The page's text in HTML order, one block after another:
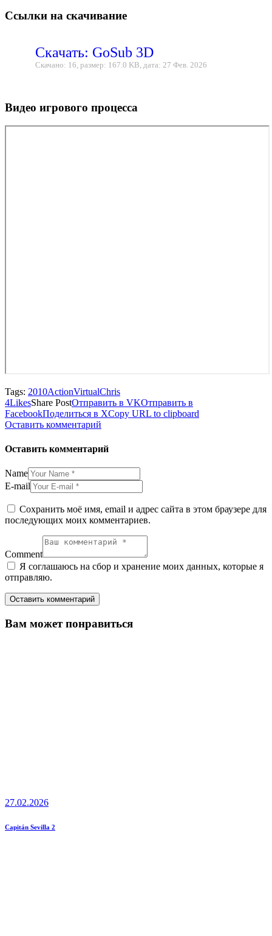
Ссылки на скачивание
Скачать: GoSub 3D
Скачано: 16, размер: 167.0 KB, дата: 27 Фев. 2026
Видео игрового процесса
Tags: 2010ActionVirtualChris
4LikesShare PostОтправить в VKОтправить в
FacebookПоделиться в XCopy URL to clipboard
Оставить комментарий
Оставить комментарий
Name
E-mail
Сохранить моё имя, email и адрес сайта в этом браузере для
последующих моих комментариев.
Comment
Я соглашаюсь на сбор и хранение моих данных, которые я
отправляю.
Вам может понравиться
27.02.2026
Capitán Sevilla 2